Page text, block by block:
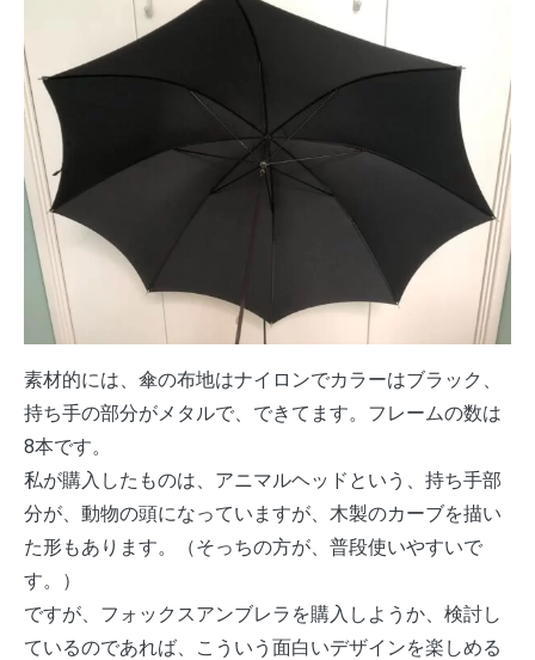
素材的には、傘の布地はナイロンでカラーはブラック、
持ち手の部分がメタルで、できてます。フレームの数は
8本です。
私が購入したものは、アニマルヘッドという、持ち手部
分が、動物の頭になっていますが、木製のカーブを描い
た形もあります。（そっちの方が、普段使いやすいで
す。）
ですが、フォックスアンブレラを購入しようか、検討し
ているのであれば、こういう面白いデザインを楽しめる